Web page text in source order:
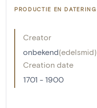
PRODUCTIE EN DATERING
Creator
onbekend(edelsmid)
Creation date
1701 - 1900